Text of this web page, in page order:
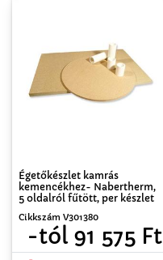
Égetőkészlet kamrás
kemencékhez- Nabertherm,
5 oldalról fűtött, per készlet
Cikkszám V301380
-tól 91 575 Ft